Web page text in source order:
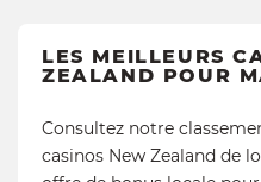
LES MEILLEURS
ZEALAND POUR
Consultez notre
casinos New Zealand de